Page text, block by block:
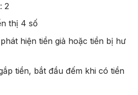
2
thị 4 số
hiện tiền giả hoặc tiền bị hư
tiền, bắt đầu đếm khi có tiền